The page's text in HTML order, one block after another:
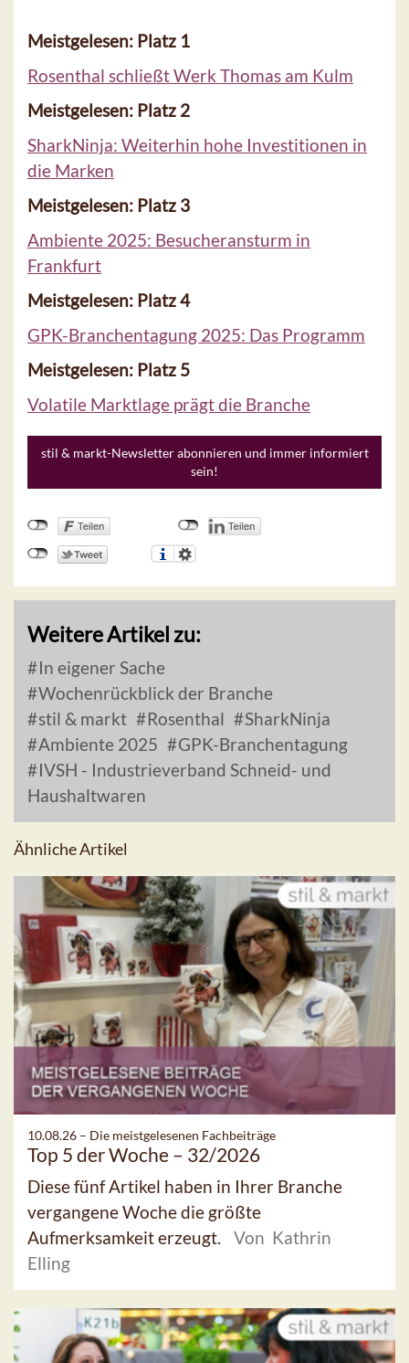
Meistgelesen: Platz 1
Rosenthal schließt Werk Thomas am Kulm
Meistgelesen: Platz 2
SharkNinja: Weiterhin hohe Investitionen in
die Marken
Meistgelesen: Platz 3
Ambiente 2025: Besucheransturm in
Frankfurt
Meistgelesen: Platz 4
GPK-Branchentagung 2025: Das Programm
Meistgelesen: Platz 5
Volatile Marktlage prägt die Branche
stil & markt-Newsletter abonnieren und immer informiert
sein!
Weitere Artikel zu:
In eigener Sache
Wochenrückblick der Branche
stil & markt
Rosenthal
SharkNinja
Ambiente 2025
GPK-Branchentagung
IVSH - Industrieverband Schneid- und
Haushaltwaren
Ähnliche Artikel
10.08.26 – Die meistgelesenen Fachbeiträge
Top 5 der Woche – 32/2026
Diese fünf Artikel haben in Ihrer Branche
vergangene Woche die größte
Aufmerksamkeit erzeugt.
Von Kathrin
Elling